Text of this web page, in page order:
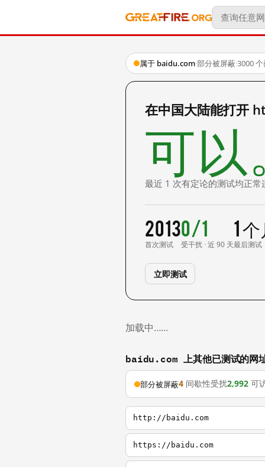
属于 baidu.com·部分被屏蔽·3000
在中国大陆能打开
可以
最近 1 次有定论的测试均正常
2013
首次测试
0/1
受干扰 · 近 90 天
1
最后测试
立即测试
加载中……
baidu.com 上其他已测试的网
部分被屏蔽4 间歇性受扰2,992 可
http://baidu.com
https://baidu.com